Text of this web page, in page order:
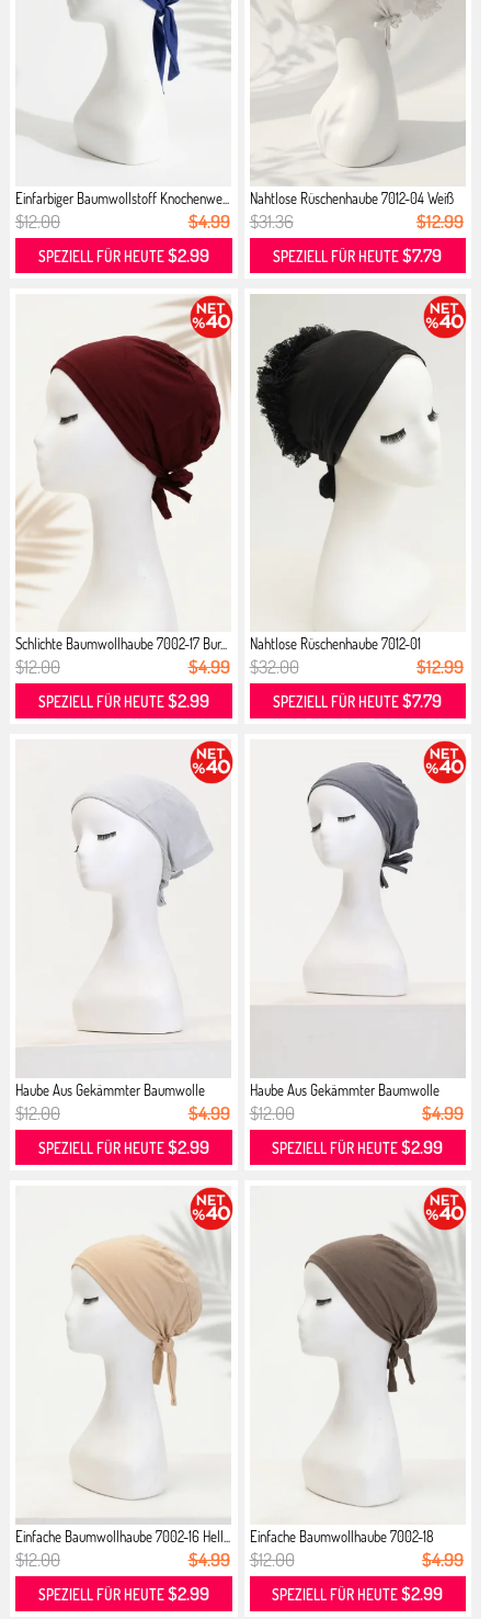
Einfarbiger Baumwollstoff Knochenwe...
$12.00 $4.99
SPEZIELL FÜR HEUTE$2.99
Nahtlose Rüschenhaube 7012-04 Weiß
$31.36 $12.99
SPEZIELL FÜR HEUTE$7.79
Schlichte Baumwollhaube 7002-17 Bur...
$12.00 $4.99
SPEZIELL FÜR HEUTE$2.99
Nahtlose Rüschenhaube 7012-01
Schwarz
$32.00 $12.99
SPEZIELL FÜR HEUTE$7.79
Haube Aus Gekämmter Baumwolle
7002-...
$12.00 $4.99
SPEZIELL FÜR HEUTE$2.99
Haube Aus Gekämmter Baumwolle
7002-...
$12.00 $4.99
SPEZIELL FÜR HEUTE$2.99
Einfache Baumwollhaube 7002-16 Hell...
$12.00 $4.99
SPEZIELL FÜR HEUTE$2.99
Einfache Baumwollhaube 7002-18
Dunk...
$12.00 $4.99
SPEZIELL FÜR HEUTE$2.99